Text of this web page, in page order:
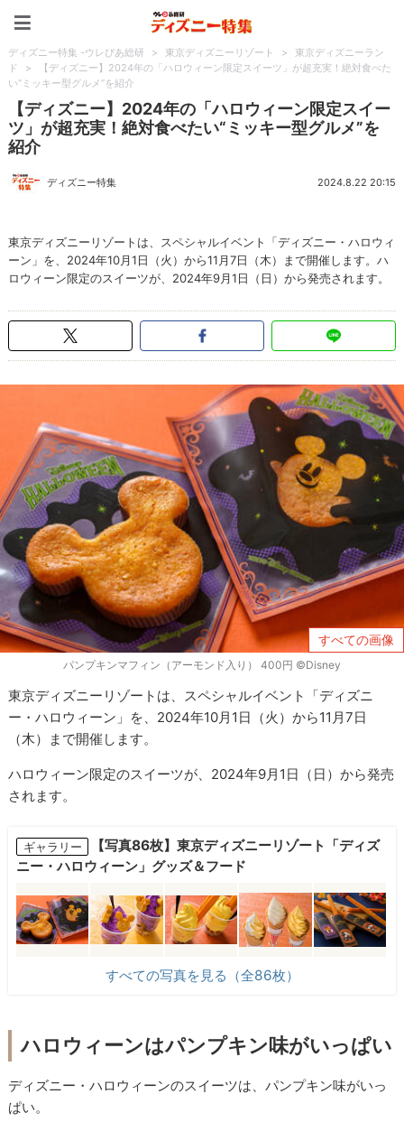
ディズニー特集 -ウレぴあ総研 > 東京ディズニーリゾート >
東京ディズニーラン
ド
>
【ディズニー】2024年の「ハロウィーン限定スイーツ」が超充実！絶対食べた
い“ミッキー型グルメ”を紹介
【ディズニー】2024年の「ハロウィーン限定スイー
ツ」が超充実！絶対食べたい“ミッキー型グルメ”を
紹介
ディズニー特集 2024.8.22 20:15
東京ディズニーリゾートは、スペシャルイベント「ディズニー・ハロウィ
ーン」を、2024年10月1日（火）から11月7日（木）まで開催します。ハ
ロウィーン限定のスイーツが、2024年9月1日（日）から発売されます。
すべての画像
パンプキンマフィン（アーモンド入り） 400円 ©Disney
東京ディズニーリゾートは、スペシャルイベント「ディズニ
ー・ハロウィーン」を、2024年10月1日（火）から11月7日
（木）まで開催します。
ハロウィーン限定のスイーツが、2024年9月1日（日）から発売
されます。
ギャラリー
【写真86枚】東京ディズニーリゾート「ディズ
ニー・ハロウィーン」グッズ＆フード
すべての写真を見る（全86枚）
ハロウィーンはパンプキン味がいっぱい
ディズニー・ハロウィーンのスイーツは、パンプキン味がいっ
ぱい。